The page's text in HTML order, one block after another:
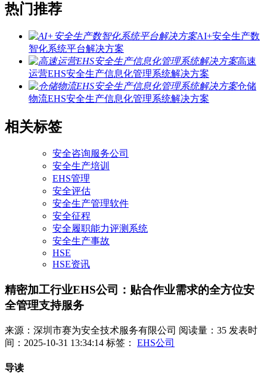
热门推荐
AI+安全生产数
智化系统平台解决方案
高速
运营EHS安全生产信息化管理系统解决方案
仓储
物流EHS安全生产信息化管理系统解决方案
相关标签
安全咨询服务公司
安全生产培训
EHS管理
安全评估
安全生产管理软件
安全征程
安全履职能力评测系统
安全生产事故
HSE
HSE资讯
精密加工行业EHS公司：贴合作业需求的全方位安
全管理支持服务
来源：深圳市赛为安全技术服务有限公司 阅读量：35 发表时
间：2025-10-31 13:34:14 标签： EHS公司
导读